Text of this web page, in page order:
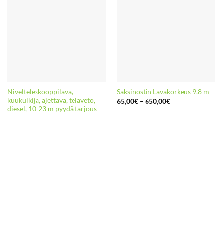
Nivelteleskooppilava,
kuukulkija, ajettava, telaveto,
diesel, 10-23 m pyydä tarjous
Saksinostin Lavakorkeus 9.8 m
65,00€ – 650,00€Hintaluokka: